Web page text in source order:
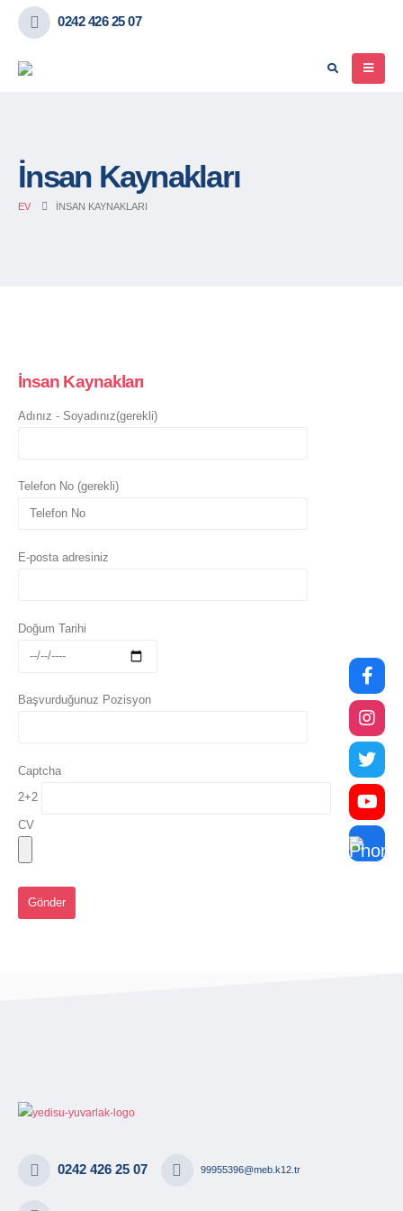
0242 426 25 07
İnsan Kaynakları
EV İNSAN KAYNAKLARI
İnsan Kaynakları
Adınız - Soyadınız(gerekli)
Telefon No (gerekli)
E-posta adresiniz
Doğum Tarihi
Başvurduğunuz Pozisyon
Captcha
2+2
CV
0242 426 25 07 99955396@meb.k12.tr